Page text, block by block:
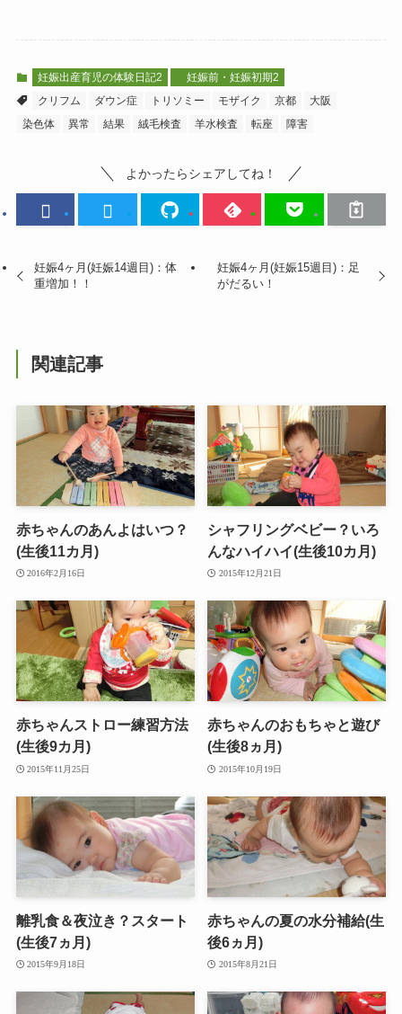
妊娠出産育児の体験日記2
妊娠前・妊娠初期2
クリフム
ダウン症 トリソミー モザイク 京都
大阪
染色体
異常 結果 絨毛検査 羊水検査 転座 障害
よかったらシェアしてね！
妊娠4ヶ月(妊娠14週目)：体
重増加！！
妊娠4ヶ月(妊娠15週目)：足
がだるい！
関連記事
赤ちゃんのあんよはいつ？
(生後11カ月)
2016年2月16日
シャフリングベビー？いろ
んなハイハイ(生後10カ月)
2015年12月21日
赤ちゃんストロー練習方法
(生後9カ月)
2015年11月25日
赤ちゃんのおもちゃと遊び
(生後8ヵ月)
2015年10月19日
離乳食＆夜泣き？スタート
(生後7ヵ月)
2015年9月18日
赤ちゃんの夏の水分補給(生
後6ヵ月)
2015年8月21日